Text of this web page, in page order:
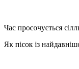
Час просочується
Як пісок із